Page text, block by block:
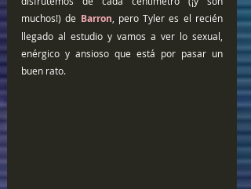
muchos!) de Barron , pero Tyler es el recién
llegado al estudio y vamos a ver lo sexual,
enérgico y ansioso que está por pasar un
buen rato.